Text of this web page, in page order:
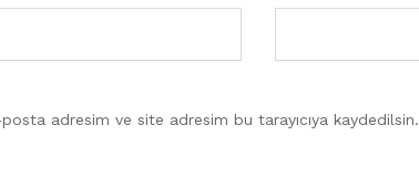
adresim ve site adresim bu tarayıcıya kaydedilsin.